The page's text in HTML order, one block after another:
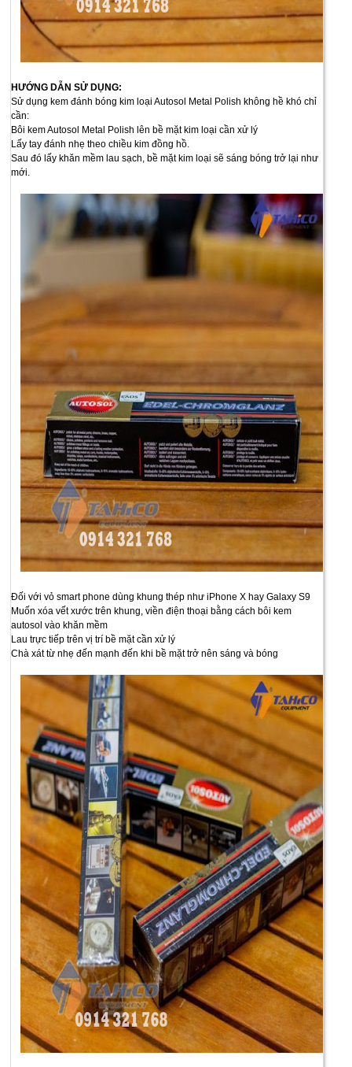
HƯỚNG DẪN SỬ DỤNG:
Sử dụng kem đánh bóng kim loại Autosol Metal Polish không hề khó chỉ
cần:
Bôi kem Autosol Metal Polish lên bề mặt kim loại cần xử lý
Lấy tay đánh nhẹ theo chiều kim đồng hồ.
Sau đó lấy khăn mềm lau sạch, bề mặt kim loại sẽ sáng bóng trở lại như
mới.
Đối với vỏ smart phone dùng khung thép như iPhone X hay Galaxy S9
Muốn xóa vết xước trên khung, viền điện thoại bằng cách bôi kem
autosol vào khăn mềm
Lau trực tiếp trên vị trí bề mặt cần xử lý
Chà xát từ nhẹ đến mạnh đến khi bề mặt trở nên sáng và bóng